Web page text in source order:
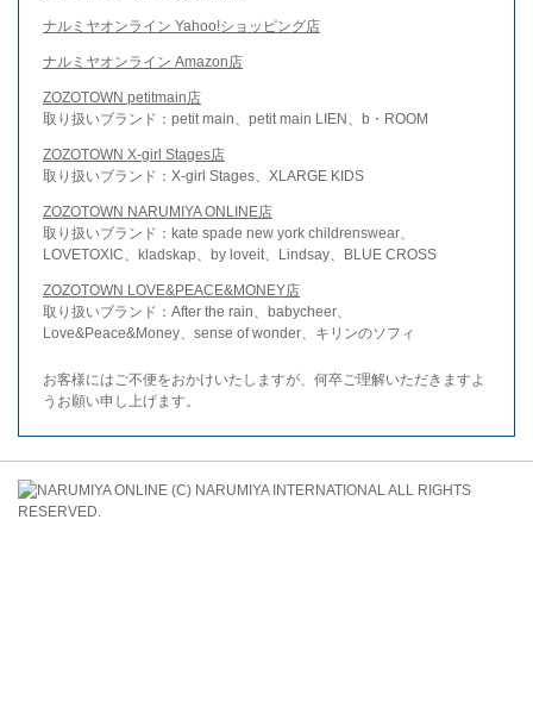
ナルミヤオンライン Yahoo!ショッピング店
ナルミヤオンライン Amazon店
ZOZOTOWN petitmain店
取り扱いブランド：petit main、petit main LIEN、b・ROOM
ZOZOTOWN X-girl Stages店
取り扱いブランド：X-girl Stages、XLARGE KIDS
ZOZOTOWN NARUMIYA ONLINE店
取り扱いブランド：kate spade new york childrenswear、
LOVETOXIC、kladskap、by loveit、Lindsay、BLUE CROSS
ZOZOTOWN LOVE&PEACE&MONEY店
取り扱いブランド：After the rain、babycheer、
Love&Peace&Money、sense of wonder、キリンのソフィ
お客様にはご不便をおかけいたしますが、何卒ご理解いただきますよ
うお願い申し上げます。